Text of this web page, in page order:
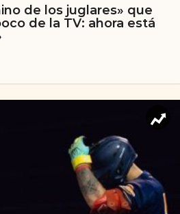
de los juglares» que
de la TV: ahora está